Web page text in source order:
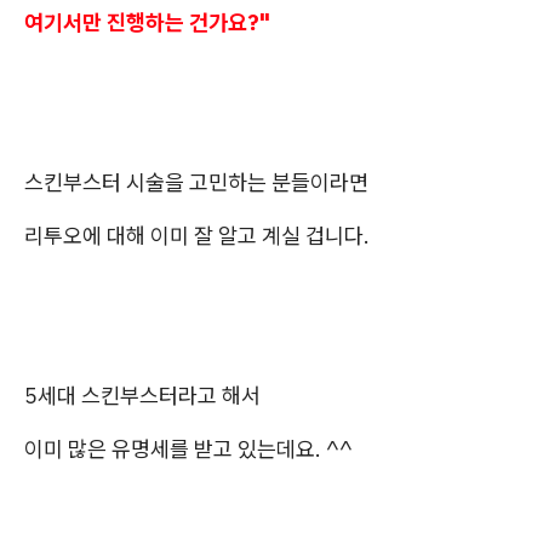
여기서만 진행하는 건가요?"
스킨부스터 시술을 고민하는 분들이라면
리투오에 대해 이미 잘 알고 계실 겁니다.
5세대 스킨부스터라고 해서
이미 많은 유명세를 받고 있는데요. ^^